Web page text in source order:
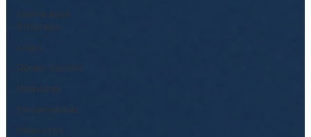
Nome para
Empresa
Logo
Redes Sociais
Websites
Ferramentas
Mascotes